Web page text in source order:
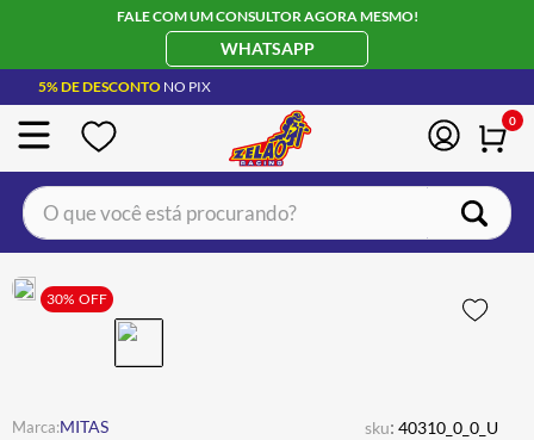
FALE COM UM CONSULTOR AGORA MESMO!
WHATSAPP
5% DE DESCONTO NO PIX
0
O que você está procurando?
30% OFF
MITAS sku: 40310_0_0_U
1º CAPACETE LS2
BOTA
4º ÓCULOS SOLAR